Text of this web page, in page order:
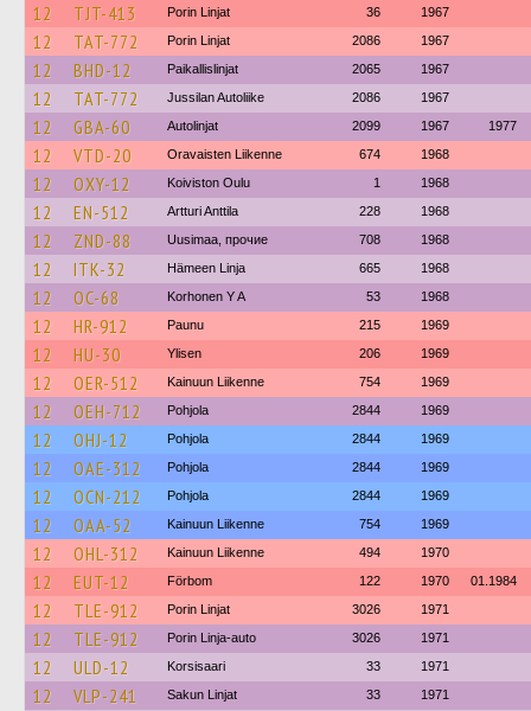
12 TJT-413 Porin Linjat 36 1967
12 TAT-772 Porin Linjat 2086 1967
12 BHD-12 Paikallislinjat 2065 1967
12 TAT-772 Jussilan Autoliike 2086 1967
12 GBA-60 Autolinjat 2099 1967 1977
12 VTD-20 Oravaisten Liikenne 674 1968
12 OXY-12 Koiviston Oulu 1 1968
12 EN-512 Artturi Anttila 228 1968
12 ZND-88 Uusimaa, прочие 708 1968
12 ITK-32 Hämeen Linja 665 1968
12 OC-68 Korhonen Y A 53 1968
12 HR-912 Paunu 215 1969
12 HU-30 Ylisen 206 1969
12 OER-512 Kainuun Liikenne 754 1969
12 OEH-712 Pohjola 2844 1969
12 OHJ-12 Pohjola 2844 1969
12 OAE-312 Pohjola 2844 1969
12 OCN-212 Pohjola 2844 1969
12 OAA-52 Kainuun Liikenne 754 1969
12 OHL-312 Kainuun Liikenne 494 1970
12 EUT-12 Förbom 122 1970 01.1984
12 TLE-912 Porin Linjat 3026 1971
12 TLE-912 Porin Linja-auto 3026 1971
12 ULD-12 Korsisaari 33 1971
12 VLP-241 Sakun Linjat 33 1971